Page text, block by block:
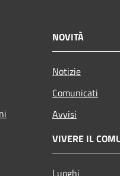
NOVITÀ
Notizie
Comunicati
Avvisi
VIVERE IL
Luoghi